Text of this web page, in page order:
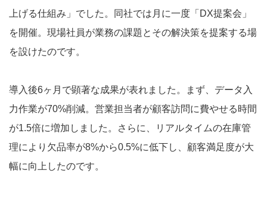
上げる仕組み」でした。同社では月に一度「DX提案会」
を開催。現場社員が業務の課題とその解決策を提案する場
を設けたのです。
導入後6ヶ月で顕著な成果が表れました。まず、データ入
力作業が70%削減。営業担当者が顧客訪問に費やせる時間
が1.5倍に増加しました。さらに、リアルタイムの在庫管
理により欠品率が8%から0.5%に低下し、顧客満足度が大
幅に向上したのです。